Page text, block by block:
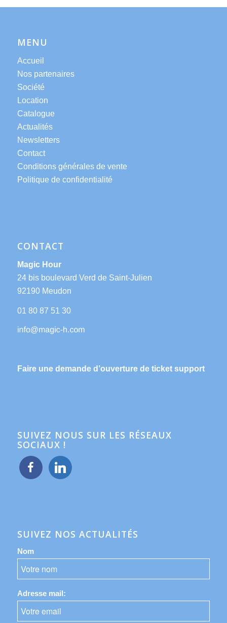
MENU
Accueil
Nos partenaires
Société
Location
Catalogue
Actualités
Newsletters
Contact
Conditions générales de vente
Politique de confidentialité
CONTACT
Magic Hour
24 bis boulevard Verd de Saint-Julien
92190 Meudon
01 80 87 51 30
Faire une demande d’ouverture de ticket support
SUIVEZ NOUS SUR LES RÉSEAUX
SOCIAUX !
facebook linkedin
SUIVEZ NOS ACTUALITÉS
Nom
Adresse mail: